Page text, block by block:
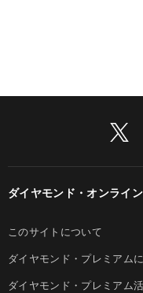
ダイヤモンド・オンライ
このサイトについて
ダイヤモンド・プレミアム
ダイヤモンド・プレミアム